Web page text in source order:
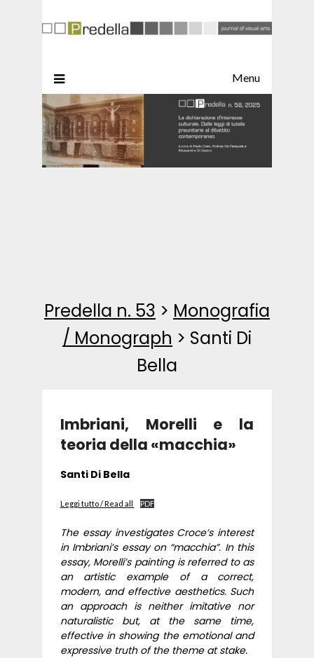
Menu
Predella n. 53 > Monografia
/ Monograph > Santi Di
Bella
Imbriani, Morelli e la
teoria della «macchia»
Santi Di Bella
Leggi tutto / Read all PDF
The essay investigates Croce’s interest
in Imbriani’s essay on “macchia”. In this
essay, Morelli’s painting is referred to as
an artistic example of a correct,
modern, and effective aesthetics. Such
an approach is neither imitative nor
naturalistic but, at the same time,
effective in showing the emotional and
expressive truth of the theme at stake.